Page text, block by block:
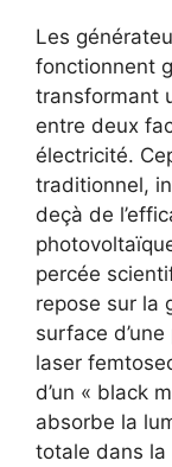
Les
fonctionnent
transformant
entre deux
électricité.
traditionnel,
deçà de
percée
repose sur la
surface
laser
d’un « black
absorbe la
totale dans la